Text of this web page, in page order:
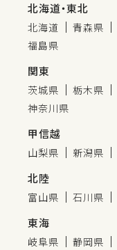
北海道・東北
北海道 青森県
福島県
関東
茨城県 栃木県
神奈川県
甲信越
山梨県 新潟県
北陸
富山県 石川県
東海
岐阜県 静岡県